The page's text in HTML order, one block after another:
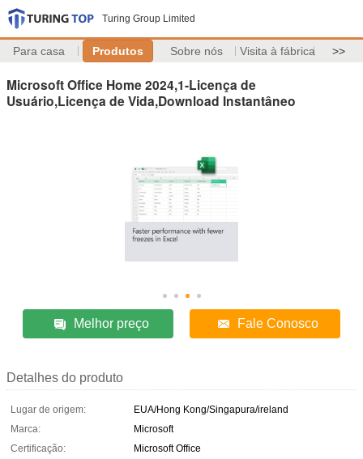
Turing Group Limited
Para casa Produtos Sobre nós Visita à fábrica >>
Microsoft Office Home 2024,1-Licença de
Usuário,Licença de Vida,Download Instantâneo
Melhor preço Fale Conosco
Detalhes do produto
Lugar de origem:
EUA/Hong Kong/Singapura/ireland
Marca:
Microsoft
Certificação:
Microsoft Office